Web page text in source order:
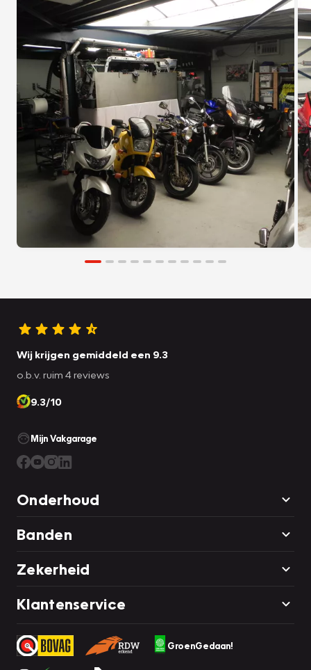
Wij krijgen gemiddeld een 9.3
o.b.v. ruim 4 reviews
9.3/10
Mijn Vakgarage
Onderhoud
Banden
Zekerheid
Klantenservice
GroenGedaan!